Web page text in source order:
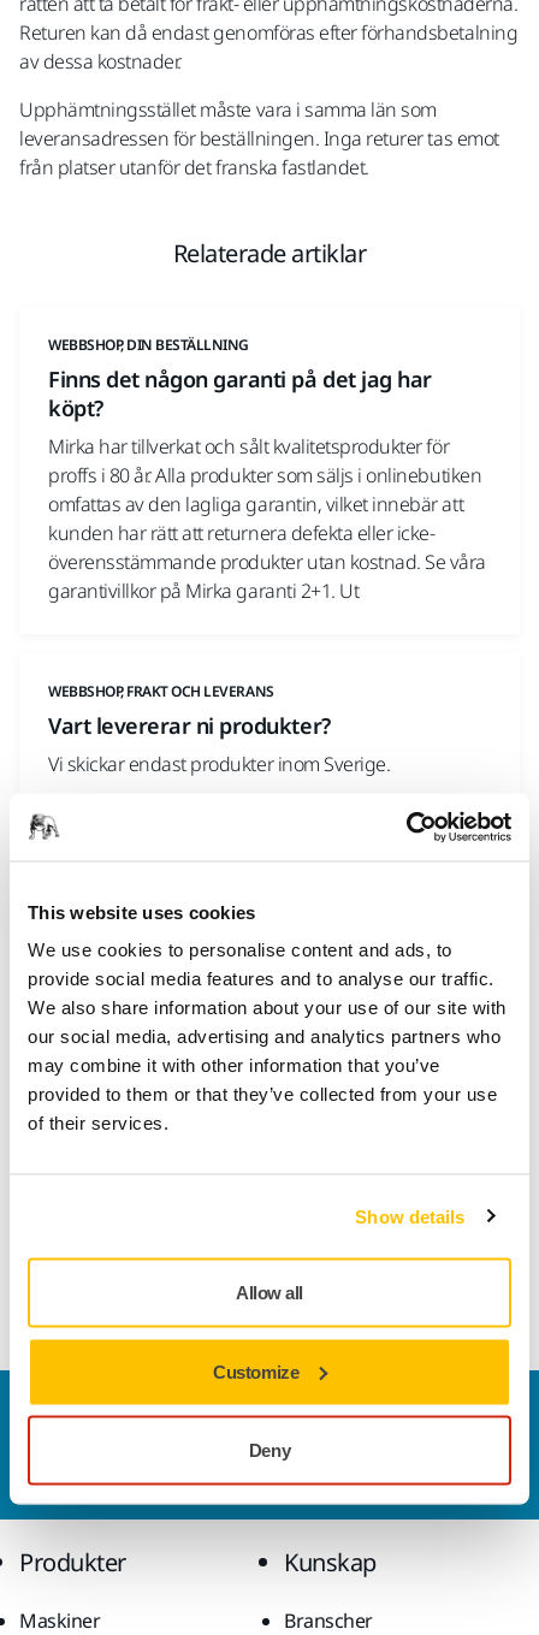
This website uses cookies
We use cookies to personalise content and ads, to
provide social media features and to analyse our traffic.
We also share information about your use of our site with
our social media, advertising and analytics partners who
may combine it with other information that you’ve
provided to them or that they’ve collected from your use
of their services.
Show details
Allow all
Customize
Deny
Returen kan då endast genomföras efter förhandsbetalning
av dessa kostnader.
Upphämtningsstället måste vara i samma län som
leveransadressen för beställningen. Inga returer tas emot
från platser utanför det franska fastlandet.
Relaterade artiklar
WEBBSHOP, DIN BESTÄLLNING
Finns det någon garanti på det jag har
köpt?
Mirka har tillverkat och sålt kvalitetsprodukter för
proffs i 80 år. Alla produkter som säljs i onlinebutiken
omfattas av den lagliga garantin, vilket innebär att
kunden har rätt att returnera defekta eller icke-
överensstämmande produkter utan kostnad. Se våra
garantivillkor på Mirka garanti 2+1. Ut
WEBBSHOP, FRAKT OCH LEVERANS
Vart levererar ni produkter?
Vi skickar endast produkter inom Sverige.
Kan jag få min beställning skickad till en
annan leveransadress?
Du kan ange en annan leveransadress än
faktureringsadressen när du bekräftar din
beställning i kassan.
WEBBSHOP, FRAKT OCH LEVERANS
Kontakta oss
Kontakta oss
kundservice gärna dina frågor.
Produkter
Maskiner
Kunskap
Branscher